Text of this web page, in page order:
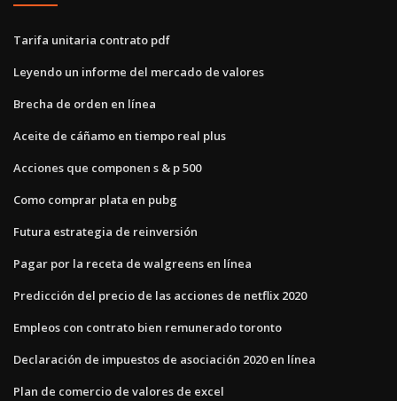
Tarifa unitaria contrato pdf
Leyendo un informe del mercado de valores
Brecha de orden en línea
Aceite de cáñamo en tiempo real plus
Acciones que componen s & p 500
Como comprar plata en pubg
Futura estrategia de reinversión
Pagar por la receta de walgreens en línea
Predicción del precio de las acciones de netflix 2020
Empleos con contrato bien remunerado toronto
Declaración de impuestos de asociación 2020 en línea
Plan de comercio de valores de excel